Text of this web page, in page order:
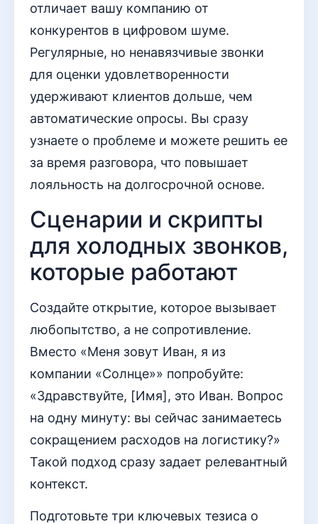
отличает вашу компанию от
конкурентов в цифровом шуме.
Регулярные, но ненавязчивые звонки
для оценки удовлетворенности
удерживают клиентов дольше, чем
автоматические опросы. Вы сразу
узнаете о проблеме и можете решить ее
за время разговора, что повышает
лояльность на долгосрочной основе.
Сценарии и скрипты
для холодных звонков,
которые работают
Создайте открытие, которое вызывает
любопытство, а не сопротивление.
Вместо «Меня зовут Иван, я из
компании «Солнце»» попробуйте:
«Здравствуйте, [Имя], это Иван. Вопрос
на одну минуту: вы сейчас занимаетесь
сокращением расходов на логистику?»
Такой подход сразу задает релевантный
контекст.
Подготовьте три ключевых тезиса о